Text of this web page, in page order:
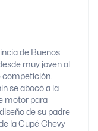
de Buenos
muy joven al
competición.
se abocó a la
motor para
de su padre
la Cupé Chevy